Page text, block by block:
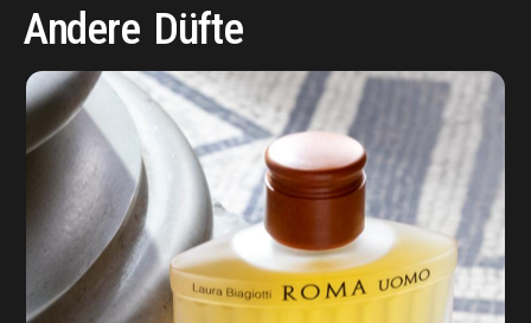
Kaufen
KAUFEN
Andere Düfte